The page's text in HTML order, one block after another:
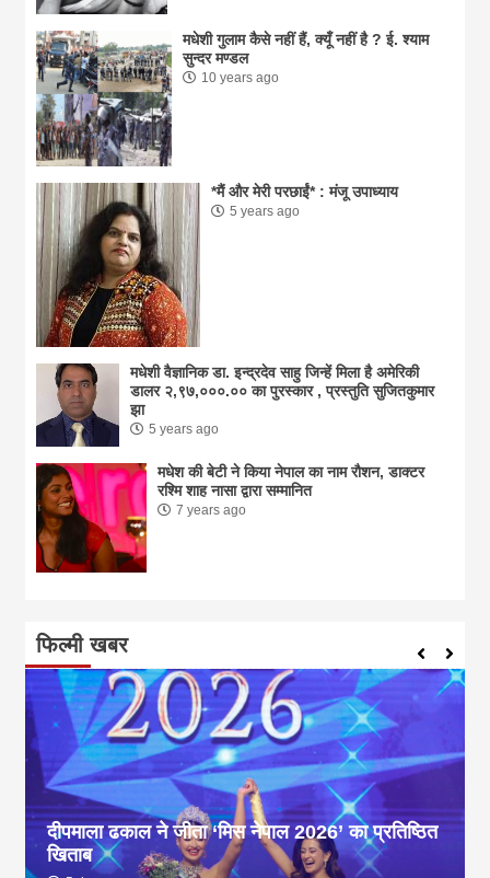
मधेशी गुलाम कैसे नहीं हैं, क्यूँ नहीं है ? ई. श्याम
सुन्दर मण्डल
10 years ago
*मैं और मेरी परछाईं* : मंजू उपाध्याय
5 years ago
मधेशी वैज्ञानिक डा. इन्द्रदेव साहु जिन्हें मिला है अमेरिकी
डालर २,९७,०००.०० का पुरस्कार , प्रस्तुति सुजितकुमार
झा
5 years ago
मधेश की बेटी ने किया नेपाल का नाम राैशन, डाक्टर
रश्मि शाह नासा द्वारा सम्मानित
7 years ago
फिल्मी खबर
दीपमाला ढकाल ने जीता ‘मिस नेपाल 2026’ का प्रतिष्ठित
खिताब